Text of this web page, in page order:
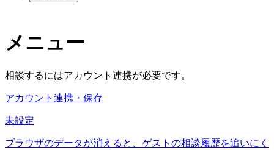
メニュー
相談するにはアカウント連携が必要です。
アカウント連携・保存
未設定
ブラウザのデータが消えると、ゲストの相談履歴を追いにく